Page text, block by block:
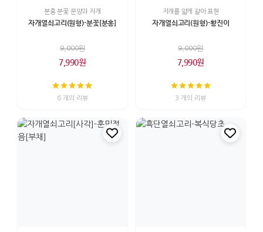
분홍 분꽃 문양과 자개
자개열쇠고리(원형)-분꽃[분홍]
9,000원
7,990원
6 개의 리뷰
자개를 얇게 갈아 표현
자개열쇠고리(원형)-황진이
9,000원
7,990원
3 개의 리뷰